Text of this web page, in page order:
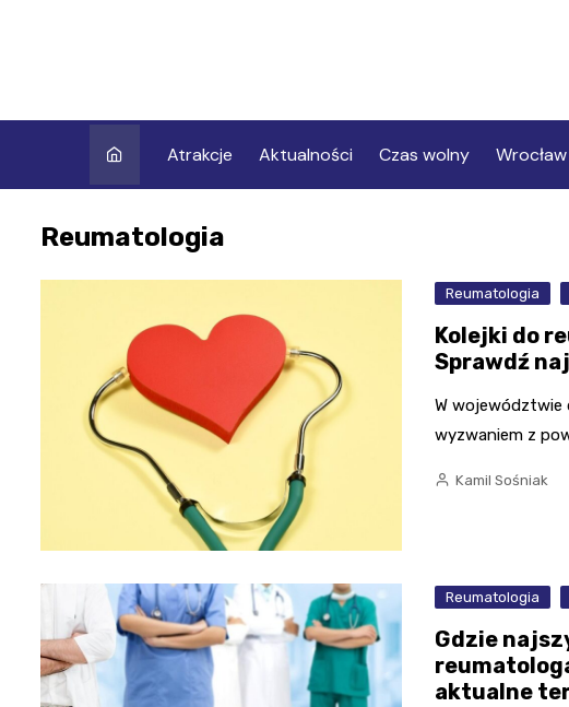
Atrakcje Aktualności Czas wolny Wrocław
Reumatologia
Reumatologia
Kolejki do
Sprawdź
W województwie
wyzwaniem z
Kamil Sośniak
Reumatologia
Gdzie
aktualne